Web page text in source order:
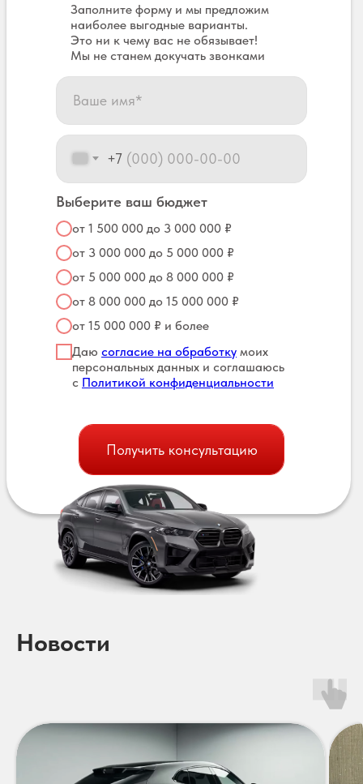
Заполните форму и мы предложим
наиболее выгодные варианты.
Это ни к чему вас не обязывает!
Мы не станем докучать звонками
+7
Выберите ваш бюджет
от 1 500 000 до 3 000 000 ₽
от 3 000 000 до 5 000 000 ₽
от 5 000 000 до 8 000 000 ₽
от 8 000 000 до 15 000 000 ₽
от 15 000 000 ₽ и более
Даю согласие на обработку моих
персональных данных и соглашаюсь
с Политикой конфиденциальности
Получить консультацию
Новости